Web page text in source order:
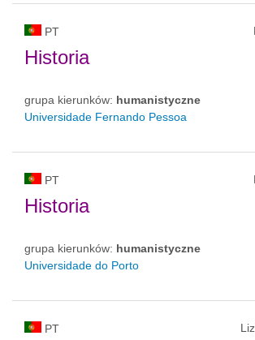
PT
Historia
grupa kierunków: humanistyczne
Universidade Fernando Pessoa
PT
Historia
grupa kierunków: humanistyczne
Universidade do Porto
PT